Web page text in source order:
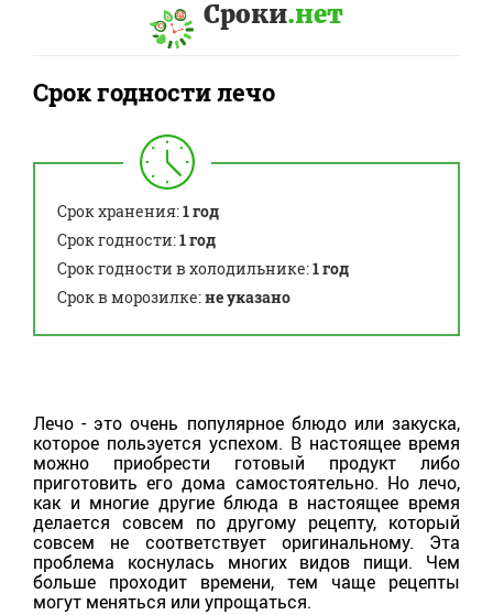
Сроки.нет
Срок годности лечо
Срок хранения:1 год
Срок годности:1 год
Срок годности в холодильнике:1 год
Срок в морозилке:не указано
Лечо - это очень популярное блюдо или закуска,
которое пользуется успехом. В настоящее время
можно приобрести готовый продукт либо
приготовить его дома самостоятельно. Но лечо,
как и многие другие блюда в настоящее время
делается совсем по другому рецепту, который
совсем не соответствует оригинальному. Эта
проблема коснулась многих видов пищи. Чем
больше проходит времени, тем чаще рецепты
могут меняться или упрощаться.